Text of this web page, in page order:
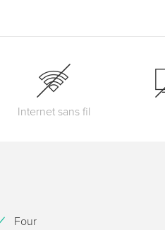
Internet sans fil
Four